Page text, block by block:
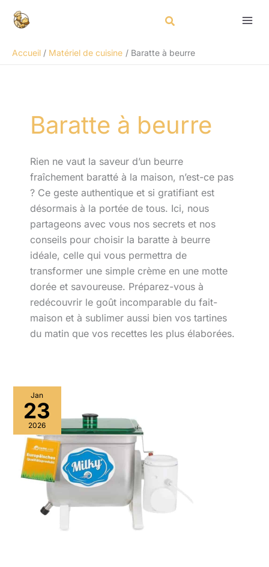
Accueil
Matériel de cuisine Baratte à beurre
Baratte à beurre
Rien ne vaut la saveur d’un beurre
fraîchement baratté à la maison, n’est-ce pas
? Ce geste authentique et si gratifiant est
désormais à la portée de tous. Ici, nous
partageons avec vous nos secrets et nos
conseils pour choisir la baratte à beurre
idéale, celle qui vous permettra de
transformer une simple crème en une motte
dorée et savoureuse. Préparez-vous à
redécouvrir le goût incomparable du fait-
maison et à sublimer aussi bien vos tartines
du matin que vos recettes les plus élaborées.
Jan
23
2026